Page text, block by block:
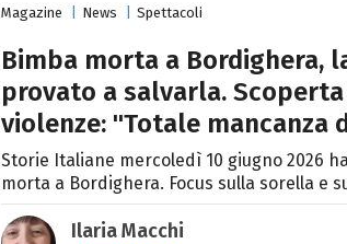
Magazine News Spettacoli
Bimba morta a Bordighera,
provato a salvarla.
violenze: "Totale mancanza
Storie Italiane mercoledì 10 giugno 2026
morta a Bordighera. Focus sulla sorella e
Ilaria Macchi